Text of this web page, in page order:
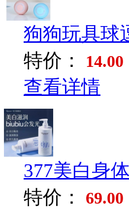
狗狗玩具球
特价：
14.00
查看详情
377美白身
特价：
69.00